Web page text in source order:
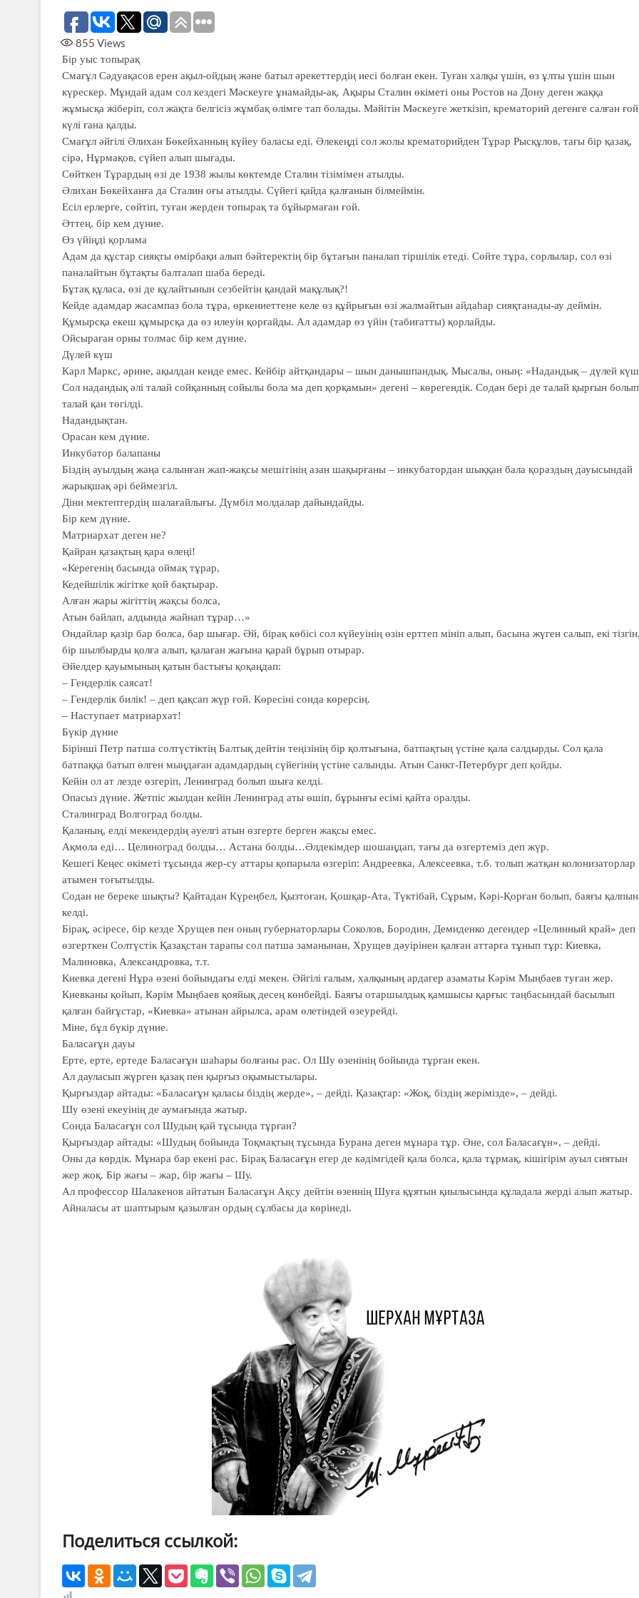
855 Views
Бір уыс топырақ
Смағұл Сәдуақасов ерен ақыл-ойдың және батыл әрекеттердің иесі болған екен. Туған халқы үшін, өз ұлты үшін шын
күрескер. Мұндай адам сол кездегі Мәскеуге ұнамайды-ақ. Ақыры Сталин өкіметі оны Ростов на Дону деген жаққа
жұмысқа жіберіп, сол жақта белгісіз жұмбақ өлімге тап болады. Мәйітін Мәскеуге жеткізіп, крематорий дегенге салған
күлі ғана қалды.
Смағұл әйгілі Әлихан Бөкейханның күйеу баласы еді. Әлекеңді сол жолы крематорийден Тұрар Рысқұлов, тағы бір қазақ,
сірә, Нұрмақов, сүйеп алып шығады.
Сөйткен Тұрардың өзі де 1938 жылы көктемде Сталин тізімімен атылды.
Әлихан Бөкейханға да Сталин оғы атылды. Сүйегі қайда қалғанын білмеймін.
Есіл ерлерге, сөйтіп, туған жерден топырақ та бұйырмаған ғой.
Әттең, бір кем дүние.
Өз үйіңді қорлама
Адам да құстар сияқты өмірбақи алып бәйтеректің бір бұтағын паналап тіршілік етеді. Сөйте тұра, сорлылар, сол өзі
паналайтын бұтақты балталап шаба береді.
Бұтақ құласа, өзі де құлайтынын сезбейтін қандай мақұлық?!
Кейде адамдар жасампаз бола тұра, өркениеттене келе өз құйрығын өзі жалмайтын айдаһар сияқтанады-ау деймін.
Құмырсқа екеш құмырсқа да өз илеуін қорғайды. Ал адамдар өз үйін (табиғатты) қорлайды.
Ойсыраған орны толмас бір кем дүние.
Дүлей күш
Карл Маркс, әрине, ақылдан кенде емес. Кейбір айтқандары – шын данышпандық. Мысалы, оның: «Надандық – дүлей
Сол надандық әлі талай сойқанның сойылы бола ма деп қорқамын» дегені – көрегендік. Содан бері де талай қырғын
талай қан төгілді.
Надандықтан.
Орасан кем дүние.
Инкубатор балапаны
Біздің ауылдың жаңа салынған жап-жақсы мешітінің азан шақырғаны – инкубатордан шыққан бала қораздың дауысындай
жарықшақ әрі беймезгіл.
Діни мектептердің шалағайлығы. Дүмбіл молдалар дайындайды.
Бір кем дүние.
Матриархат деген не?
Қайран қазақтың қара өлеңі!
«Керегенің басында оймақ тұрар,
Кедейшілік жігітке қой бақтырар.
Алған жары жігіттің жақсы болса,
Атын байлап, алдында жайнап тұрар…»
Ондайлар қазір бар болса, бар шығар. Әй, бірақ көбісі сол күйеуінің өзін ерттеп мініп алып, басына жүген салып, екі
бір шылбырды қолға алып, қалаған жағына қарай бұрып отырар.
Әйелдер қауымының қатын бастығы қоқаңдап:
– Гендерлік саясат!
– Гендерлік билік! – деп қақсап жүр ғой. Көресіні сонда көрерсің.
– Наступает матриархат!
Бүкір дүние
Бiрiншi Петр патша солтүстiктiң Балтық дейтiн теңiзiнiң бiр қолтығына, батпақтың үстiне қала салдырды. Сол қала
батпаққа батып өлген мыңдаған адамдардың сүйегiнiң үстiне салынды. Атын Санкт-Петербург деп қойды.
Кейiн ол ат лезде өзгерiп, Ленинград болып шыға келдi.
Опасыз дүние. Жетпiс жылдан кейiн Ленинград аты өшiп, бұрынғы есiмi қайта оралды.
Сталинград Волгоград болды.
Қаланың, елдi мекендердiң әуелгi атын өзгерте берген жақсы емес.
Ақмола едi… Целиноград болды… Астана болды…Әлдекiмдер шошаңдап, тағы да өзгертемiз деп жүр.
Кешегi Кеңес өкiметi тұсында жер-су аттары қопарыла өзгерiп: Андреевка, Алексеевка, т.б. толып жатқан колонизаторлар
атымен тоғытылды.
Содан не береке шықты? Қайтадан Күреңбел, Қызтоған, Қошқар-Ата, Түктiбай, Сұрым, Кәрi-Қорған болып, баяғы
келдi.
Бiрақ, әсiресе, бiр кезде Хрущев пен оның губернаторлары Соколов, Бородин, Демиденко дегендер «Целинный край» деп
өзгерткен Солтүстiк Қазақстан тарапы сол патша заманынан, Хрущев дәуiрiнен қалған аттарға тұнып тұр: Киевка,
Малиновка, Александровка, т.т.
Киевка дегенi Нұра өзенi бойындағы елдi мекен. Әйгiлi ғалым, халқының ардагер азаматы Кәрiм Мыңбаев туған жер.
Киевканы қойып, Кәрiм Мыңбаев қояйық десең көнбейдi. Баяғы отаршылдық қамшысы қарғыс таңбасындай басылып
қалған байғұстар, «Киевка» атынан айрылса, арам өлетiндей өзеурейдi.
Мiне, бұл бүкiр дүние.
Баласағұн дауы
Ерте, ерте, ертеде Баласағұн шаһары болғаны рас. Ол Шу өзенінің бойында тұрған екен.
Ал дауласып жүрген қазақ пен қырғыз оқымыстылары.
Қырғыздар айтады: «Баласағұн қаласы біздің жерде», – дейді. Қазақтар: «Жоқ, біздің жерімізде», – дейді.
Шу өзені екеуінің де аумағында жатыр.
Сонда Баласағұн сол Шудың қай тұсында тұрған?
Қырғыздар айтады: «Шудың бойында Тоқмақтың тұсында Бурана деген мұнара тұр. Әне, сол Баласағұн», – дейді.
Оны да көрдік. Мұнара бар екені рас. Бірақ Баласағұн егер де кәдімгідей қала болса, қала тұрмақ, кішігірім ауыл сиятын
жер жоқ. Бір жағы – жар, бір жағы – Шу.
Ал профессор Шалакенов айтатын Баласағұн Ақсу дейтін өзеннің Шуға құятын қиылысында құладала жерді алып жатыр.
Айналасы ат шаптырым қазылған ордың сұлбасы да көрінеді.
Поделиться ссылкой: